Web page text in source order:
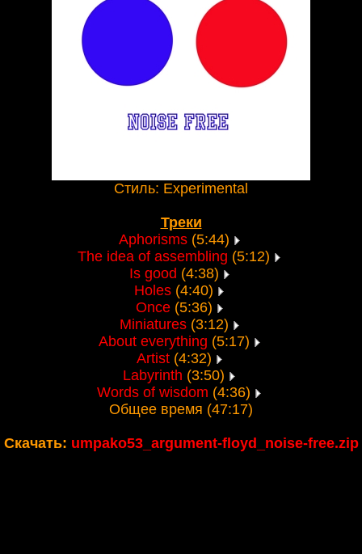
Стиль: Experimental
Треки
Aphorisms(5:44)
The idea of assembling (5:12)
Is good (4:38)
Holes (4:40)
Once(5:36)
Miniatures(3:12)
About everything (5:17)
Artist(4:32)
Labyrinth (3:50)
Words of wisdom (4:36)
Общее время (47:17)
Скачать: umpako53_argument-floyd_noise-free.zip